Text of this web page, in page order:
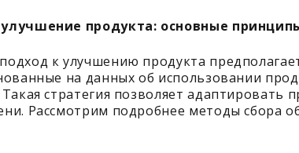
продукта: основные
к улучшению продукта
на данных об использовании
стратегия позволяет адаптировать
Рассмотрим подробнее методы сбора